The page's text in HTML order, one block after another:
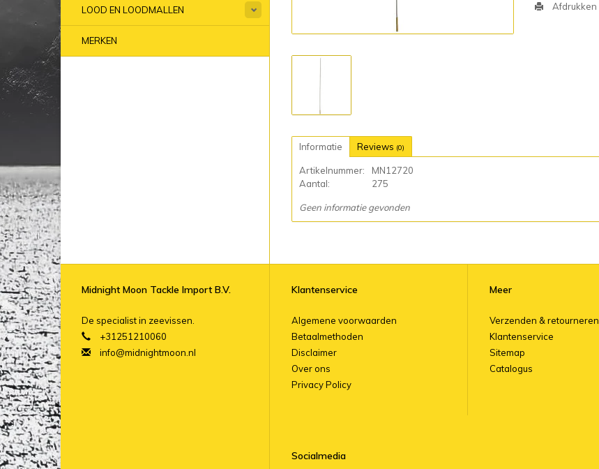
LOOD EN LOODMALLEN
MERKEN
Afdrukken
Informatie Reviews (0)
Artikelnummer:
MN12720
Aantal:
275
Geen informatie gevonden
Midnight Moon Tackle Import B.V.
De specialist in zeevissen.
+31251210060
info@midnightmoon.nl
Klantenservice
Algemene voorwaarden
Betaalmethoden
Disclaimer
Over ons
Privacy Policy
Meer
Verzenden & retourneren
Klantenservice
Sitemap
Catalogus
Socialmedia